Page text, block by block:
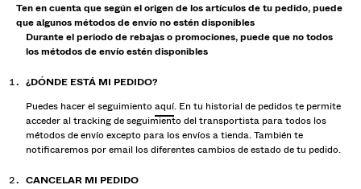
Ten en cuenta que según el origen de los artículos de tu pedido, puede
que algunos métodos de envío no estén disponibles
Durante el periodo de rebajas o promociones, puede que no todos
los métodos de envío estén disponibles
¿DÓNDE ESTÁ MI PEDIDO?
Puedes hacer el seguimientoaquí. En tu historial de pedidos te permite
acceder al tracking de seguimiento del transportista para todos los
métodos de envío excepto para los envíos a tienda. También te
notificaremos por email los diferentes cambios de estado de tu pedido.
CANCELAR MI PEDIDO